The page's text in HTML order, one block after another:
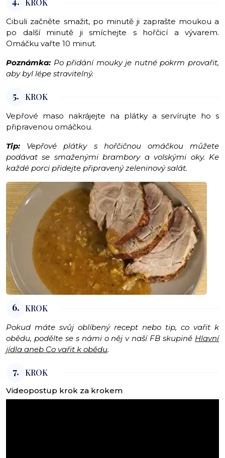
KROK
Cibuli začněte smažit, po minutě ji zaprašte moukou a
po další minutě ji smíchejte s hořčicí a vývarem.
Omáčku vařte 10 minut.
Poznámka: Po přidání mouky je nutné pokrm provařit,
aby byl lépe stravitelný.
5. KROK
Vepřové maso nakrájejte na plátky a servírujte ho s
připravenou omáčkou.
Tip: Vepřové plátky s hořčičnou omáčkou můžete
podávat se smaženými brambory a volskými oky. Ke
každé porci přidejte připravený zeleninový salát.
6. KROK
Pokud máte svůj oblíbený recept nebo tip, co vařit k
obědu, podělte se s námi o něj v naší FB skupině Hlavní
jídla aneb Co vařit k obědu.
7. KROK
Videopostup krok za krokem